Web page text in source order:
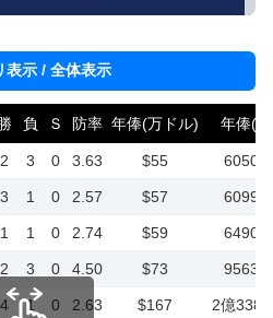
表示 / 全体表示
勝 負 Ｓ 防率 年俸(万ドル) 年俸(
2 3 0 3.63 $55 6050万
3 1 0 2.57 $57 6099万
1 1 0 2.74 $59 6490万
2 3 0 4.50 $73 9563万
4 1 0 2.63 $167 2億